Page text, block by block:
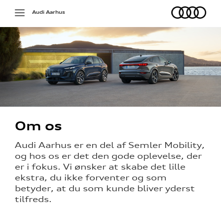
Toggle
navigation
Audi
Audi Aarhus
Om os
Audi Aarhus er en del af Semler Mobility,
og hos os er det den gode oplevelse, der
er i fokus. Vi ønsker at skabe det lille
ekstra, du ikke forventer og som
betyder, at du som kunde bliver yderst
tilfreds.